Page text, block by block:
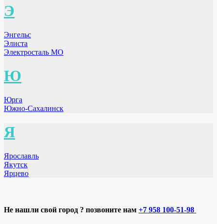
Э
Энгельс
Элиста
Электросталь МО
Ю
Юрга
Южно-Сахалинск
Я
Ярославль
Якутск
Ярцево
Не нашли свой город ? позвоните нам +7 958 100-51-98